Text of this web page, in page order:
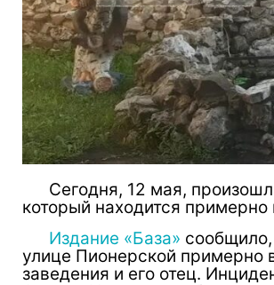
Сегодня, 12 мая,
который находится
Издание «База»
улице Пионерской примерно
заведения и его отец.